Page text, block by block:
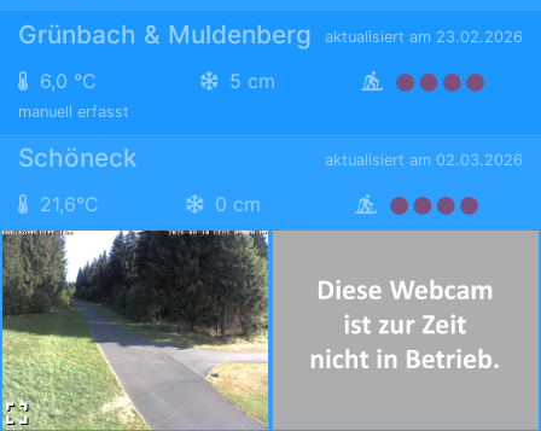
Grünbach & Muldenberg aktualisiert am 23.02.2026
6,0 °C
manuell erfasst
5 cm
Schöneck aktualisiert am 02.03.2026
21,6°C 0 cm